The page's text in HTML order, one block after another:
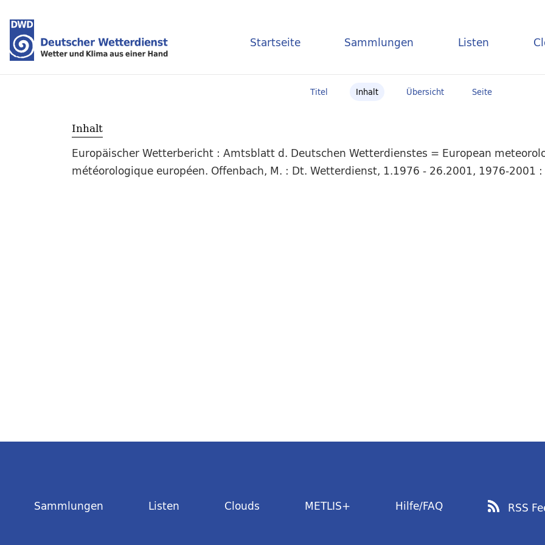
Startseite Sammlungen Listen
Titel Inhalt Übersicht Seite
Inhalt
Europäischer Wetterbericht : Amtsblatt d. Deutschen Wetterdienstes = European
météorologique européen. Offenbach, M. : Dt. Wetterdienst, 1.1976 - 26.2001, 1976-2001
Sammlungen Listen Clouds METLIS+ Hilfe/FAQ RSS